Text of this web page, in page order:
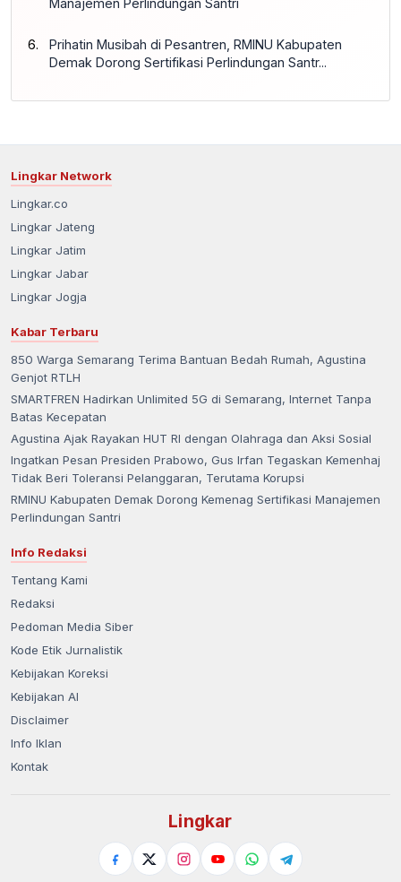
Manajemen Perlindungan Santri
Prihatin Musibah di Pesantren, RMINU Kabupaten
Demak Dorong Sertifikasi Perlindungan Santr...
Lingkar Network
Lingkar.co
Lingkar Jateng
Lingkar Jatim
Lingkar Jabar
Lingkar Jogja
Kabar Terbaru
850 Warga Semarang Terima Bantuan Bedah Rumah, Agustina
Genjot RTLH
SMARTFREN Hadirkan Unlimited 5G di Semarang, Internet Tanpa
Batas Kecepatan
Agustina Ajak Rayakan HUT RI dengan Olahraga dan Aksi Sosial
Ingatkan Pesan Presiden Prabowo, Gus Irfan Tegaskan Kemenhaj
Tidak Beri Toleransi Pelanggaran, Terutama Korupsi
RMINU Kabupaten Demak Dorong Kemenag Sertifikasi Manajemen
Perlindungan Santri
Info Redaksi
Tentang Kami
Redaksi
Pedoman Media Siber
Kode Etik Jurnalistik
Kebijakan Koreksi
Kebijakan AI
Disclaimer
Info Iklan
Kontak
Lingkar